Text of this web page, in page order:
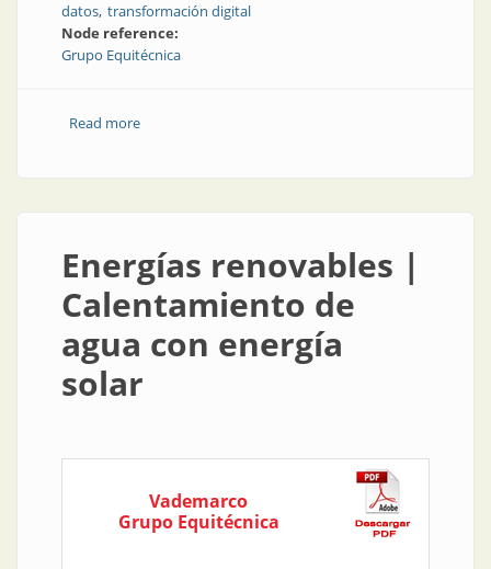
datos transformación digital
Node reference:
Grupo Equitécnica
Read moreabout Software para la supervisión de línea
Energías renovables |
Calentamiento de
agua con energía
solar
Vademarco
Grupo Equitécnica